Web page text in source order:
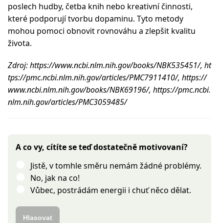
poslech hudby, četba knih nebo kreativní činnosti,
které podporují tvorbu dopaminu. Tyto metody
mohou pomoci obnovit rovnováhu a zlepšit kvalitu
života.
Zdroj: https://www.ncbi.nlm.nih.gov/books/NBK535451/, ht
tps://pmc.ncbi.nlm.nih.gov/articles/PMC7911410/, https://
www.ncbi.nlm.nih.gov/books/NBK69196/, https://pmc.ncbi.
nlm.nih.gov/articles/PMC3059485/
A co vy, cítíte se teď dostatečně motivovaní?
Jistě, v tomhle směru nemám žádné problémy.
No, jak na co!
Vůbec, postrádám energii i chuť něco dělat.
Hlasovat